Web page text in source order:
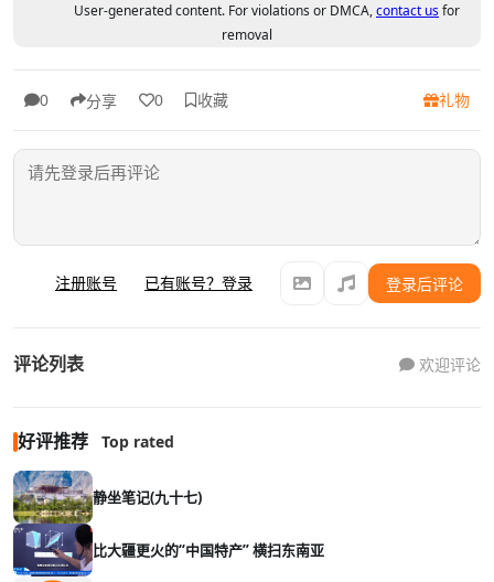
User-generated content. For violations or DMCA,contact usfor
removal
0 分享 0 收藏 礼物
注册账号 已有账号？登录 登录后评论
评论列表 欢迎评论
好评推荐 Top rated
静坐笔记(九十七)
比大疆更火的“中国特产” 横扫东南亚